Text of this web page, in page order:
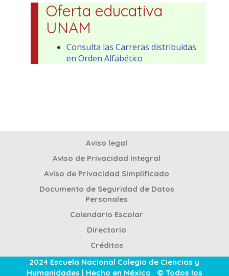
Oferta educativa
UNAM
Consulta las Carreras distribuidas
en Orden Alfabético
Aviso legal
Aviso de Privacidad Integral
Aviso de Privacidad Simplificado
Documento de Seguridad de Datos
Personales
Calendario Escolar
Directorio
Créditos
2024 Escuela Nacional Colegio de Ciencias y
Humanidades | Hecho en México © Todos los